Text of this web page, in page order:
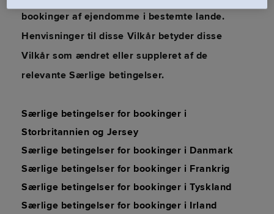
bookinger af ejendomme i bestemte lande.
Henvisninger til disse Vilkår betyder disse
Vilkår som ændret eller suppleret af de
relevante Særlige betingelser.
Særlige betingelser for bookinger i
Storbritannien og Jersey
Særlige betingelser for bookinger i Danmark
Særlige betingelser for bookinger i Frankrig
Særlige betingelser for bookinger i Tyskland
Særlige betingelser for bookinger i Irland